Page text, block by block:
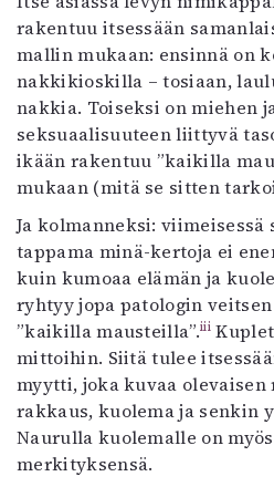
rakentuu itsessään
mallin mukaan: ensinnä on
nakkikioskilla – tosiaan,
nakkia. Toiseksi on miehen
seksuaalisuuteen liittyvä
ikään rakentuu ”kaikilla
mukaan (mitä se sitten
Ja kolmanneksi:
tappama minä-kertoja ei
kuin kumoaa elämän ja
ryhtyy jopa patologin
”kaikilla mausteilla”.iii
mittoihin. Siitä tulee
myytti, joka kuvaa
rakkaus, kuolema ja senkin
Naurulla kuolemalle on
merkityksensä.